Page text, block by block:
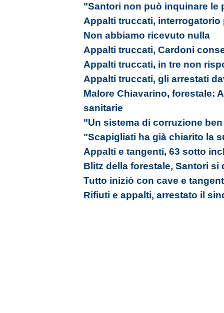
"Santori non può inquinare le
Appalti truccati, interrogatorio
Non abbiamo ricevuto nulla
Appalti truccati, Cardoni
Appalti truccati, in tre non
Appalti truccati, gli arrestati
Malore Chiavarino, forestale:
sanitarie
"Un sistema di corruzione
"Scapigliati ha già chiarito la
Appalti e tangenti, 63 sotto
Blitz della forestale, Santori si
Tutto iniziò con cave e
Rifiuti e appalti, arrestato il